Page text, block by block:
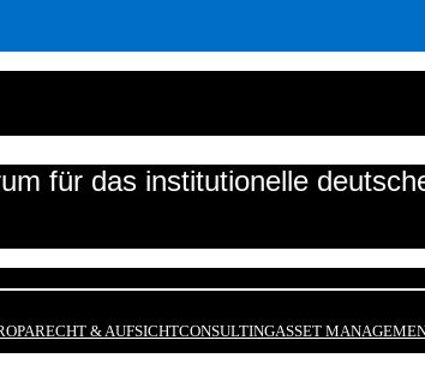
für das institutionelle
RECHT & AUFSICHTCONSULTINGASSET